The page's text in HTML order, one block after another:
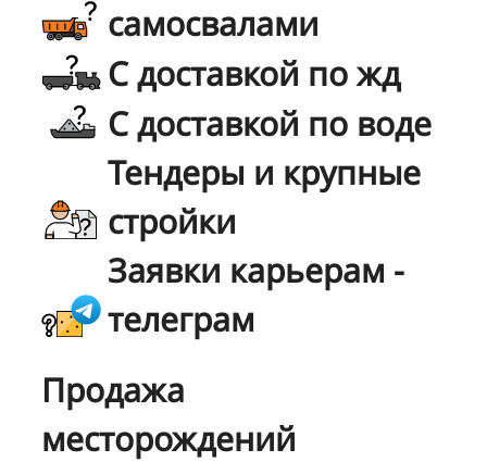
самосвалами
С доставкой по жд
С доставкой по воде
Тендеры и крупные
стройки
Заявки карьерам -
телеграм
Продажа
месторождений